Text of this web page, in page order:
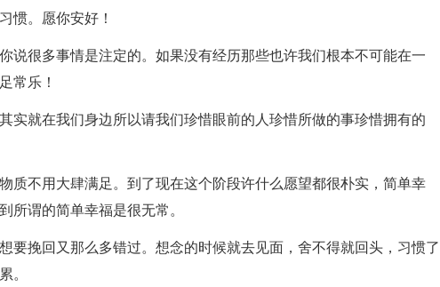
惯。愿你安好！
说很多事情是注定的。如果没有经历那些也许我们根本不可能在一
常乐！
实就在我们身边所以请我们珍惜眼前的人珍惜所做的事珍惜拥有的
质不用大肆满足。到了现在这个阶段许什么愿望都很朴实，简单幸
所谓的简单幸福是很无常。
要挽回又那么多错过。想念的时候就去见面，舍不得就回头，习惯了
。